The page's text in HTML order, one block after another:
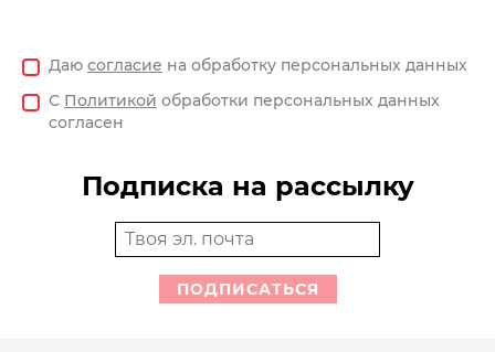
Даю согласие на обработку персональных данных
С Политикой обработки персональных данных
согласен
Подписка на рассылку
ПОДПИСАТЬСЯ